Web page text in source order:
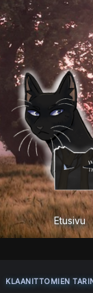
Siirry
sisältöön
Etusivu
KLAANITTOMIEN